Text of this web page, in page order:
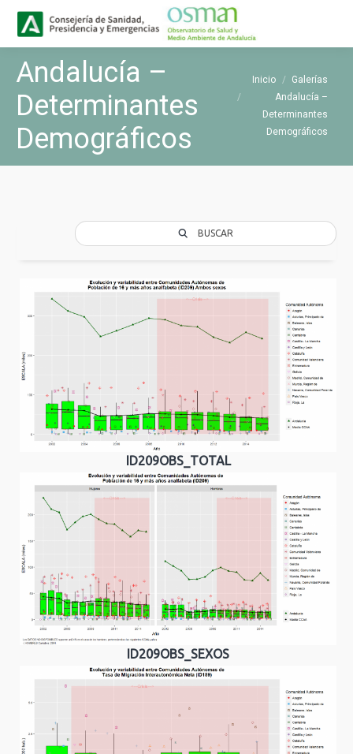
Andalucía –
Determinantes
Demográficos
Estás aquí:
Inicio
Galerías
Andalucía –
Determinantes
Demográficos
BUSCAR
ID209OBS_TOTAL
ID209OBS_SEXOS